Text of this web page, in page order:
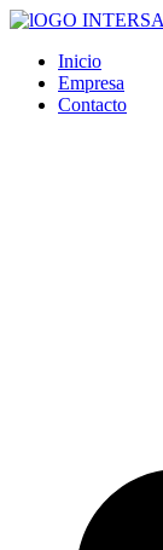
Ir
contenido
Inicio
Empresa
Contacto